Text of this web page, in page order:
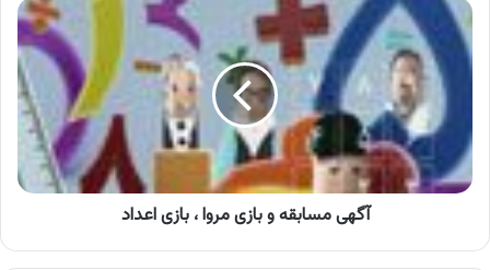
آگهی
مسابقه
و
بازی
بازی
اعداد
آگهی مسابقه و بازی مروا ، بازی اعداد